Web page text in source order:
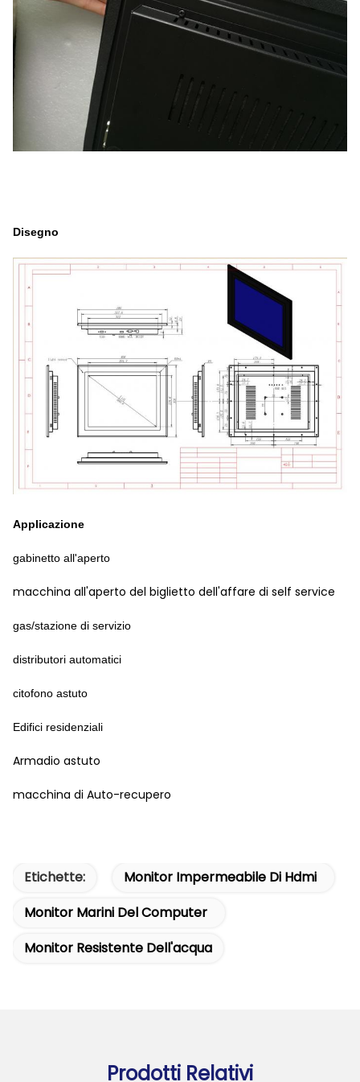
Disegno
Applicazione
gabinetto all'aperto
macchina all'aperto del biglietto dell'affare di self service
gas/stazione di servizio
distributori automatici
citofono astuto
Edifici residenziali
Armadio astuto
macchina di Auto-recupero
Etichette:
Monitor Impermeabile Di Hdmi
Monitor Marini Del Computer
Monitor Resistente Dell'acqua
Prodotti Relativi